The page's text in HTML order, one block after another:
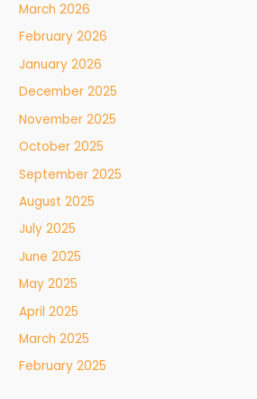
March 2026
February 2026
January 2026
December 2025
November 2025
October 2025
September 2025
August 2025
July 2025
June 2025
May 2025
April 2025
March 2025
February 2025